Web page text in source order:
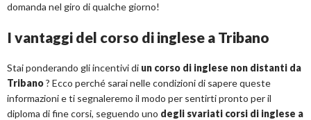
domanda nel giro di qualche giorno!
I vantaggi del corso di inglese a Tribano
Stai ponderando gli incentivi di un corso di inglese non distanti da
Tribano? Ecco perché sarai nelle condizioni di sapere queste
informazioni e ti segnaleremo il modo per sentirti pronto per il
diploma di fine corsi, seguendo uno degli svariati corsi di inglese a